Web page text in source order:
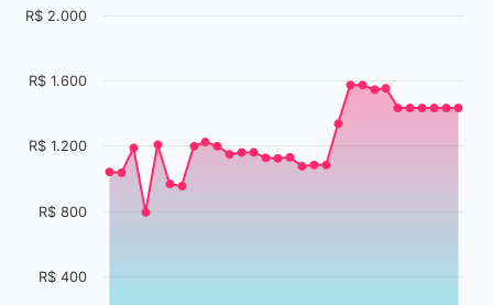
R$ 400
R$ 800
R$ 1.200
R$ 1.600
R$ 2.000